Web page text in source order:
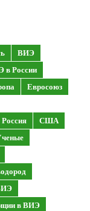
ВИЭ
в России
Евросоюз
Россия
США
в ВИЭ